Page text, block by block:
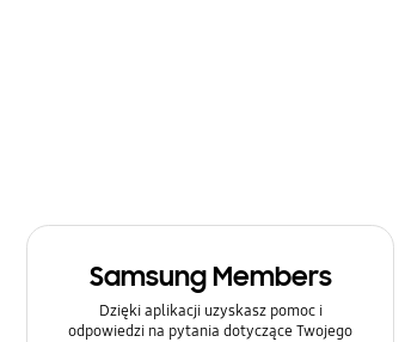
Sprzęt
Ustawienia
Samsung Members
Dzięki aplikacji uzyskasz pomoc i
odpowiedzi na pytania dotyczące Twojego